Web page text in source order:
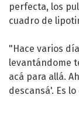
perfecta, los
cuadro de
"Hace varios
levantándome
acá para allá.
descansá'. Es